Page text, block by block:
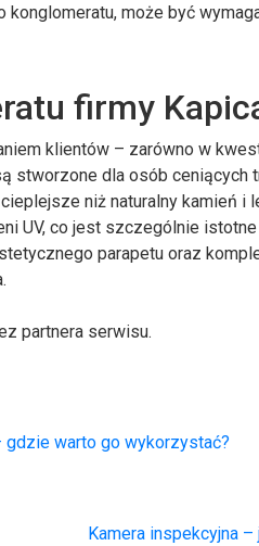
konglomeratu, może być
firmy
klientów – zarówno w
stworzone dla osób ceniących
niż naturalny kamień i
UV, co jest szczególnie
parapetu oraz
partnera serwisu.
gdzie warto go wykorzystać?
Kamera inspekcyjna